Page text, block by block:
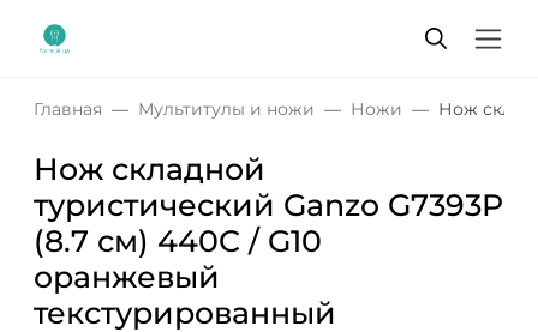
Главная Мультитулы и ножи Ножи Нож
Нож складной
туристический Ganzo G7393P
(8.7 см) 440C / G10
оранжевый
текстурированный